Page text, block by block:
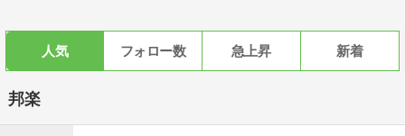
人気 フォロー数 急上昇 新着
邦楽